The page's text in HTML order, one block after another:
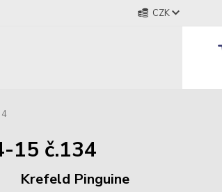
CZK
15 č.134
Krefeld Pinguine